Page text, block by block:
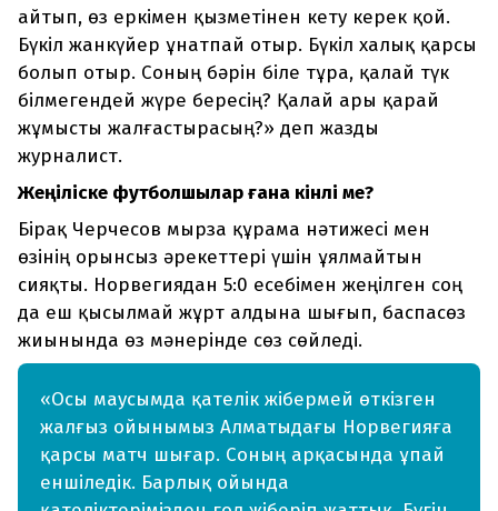
айтып, өз еркімен қызметінен кету керек қой.
Бүкіл жанкүйер ұнатпай отыр. Бүкіл халық қарсы
болып отыр. Соның бәрін біле тұра, қалай түк
білмегендей жүре бересің? Қалай ары қарай
жұмысты жалғастырасың?» деп жазды
журналист.
Жеңіліске футболшылар ғана кінәлі ме?
Бірақ Черчесов мырза құрама нәтижесі мен
өзінің орынсыз әрекеттері үшін ұялмайтын
сияқты. Норвегиядан 5:0 есебімен жеңілген соң
да еш қысылмай жұрт алдына шығып, баспасөз
жиынында өз мәнерінде сөз сөйледі.
«Осы маусымда қателік жібермей өткізген
жалғыз ойынымыз Алматыдағы Норвегияға
қарсы матч шығар. Соның арқасында ұпай
еншіледік. Барлық ойында